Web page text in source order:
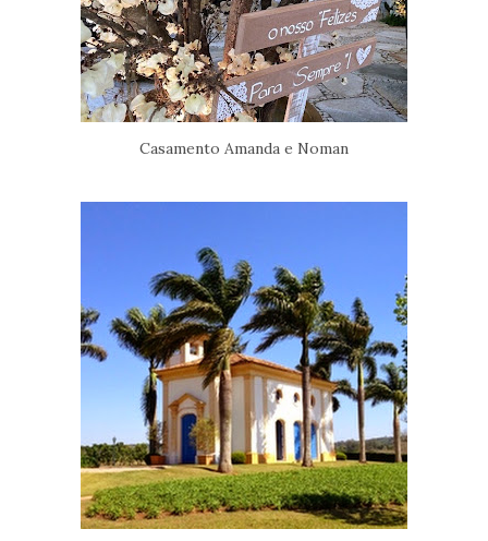
Casamento Amanda e Noman